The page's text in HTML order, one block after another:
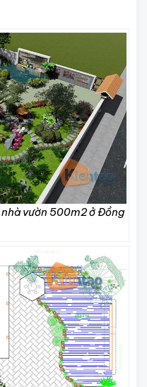
vườn 500m2 ở Đồng